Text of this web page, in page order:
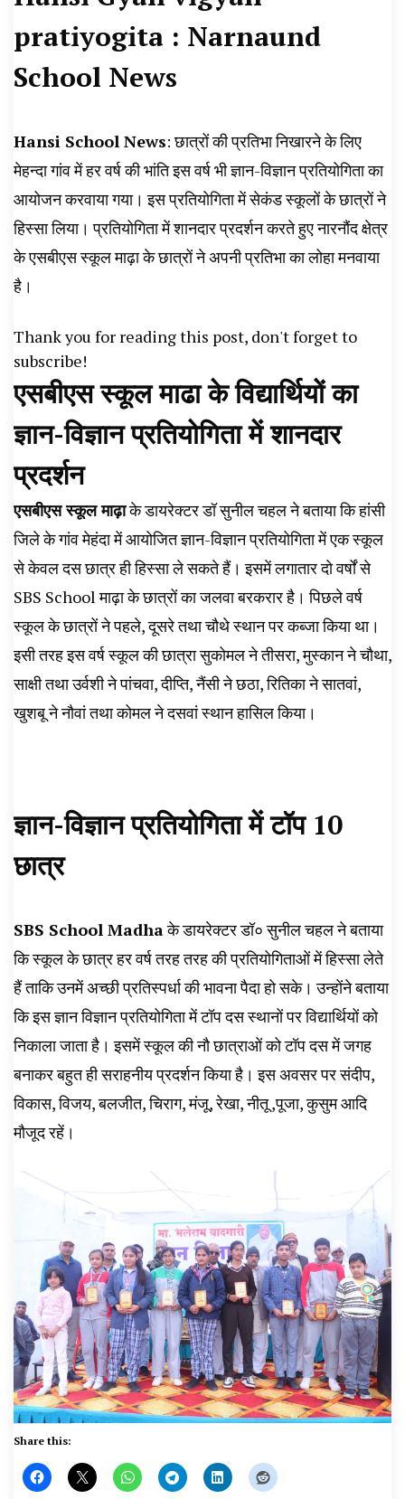
News, Student Portest News, Kisan Protest
News, AHN News, Abtak Haryana News,
pratiyogita : Narnaund
School News
Hansi School News: छात्रों की प्रतिभा निखारने के लिए
मेहन्दा गांव में हर वर्ष की भांति इस वर्ष भी ज्ञान-विज्ञान प्रतियोगिता का
आयोजन करवाया गया। इस प्रतियोगिता में सेकंड स्कूलों के छात्रों ने
हिस्सा लिया। प्रतियोगिता में शानदार प्रदर्शन करते हुए नारनौंद क्षेत्र
के एसबीएस स्कूल माढ़ा के छात्रों ने अपनी प्रतिभा का लोहा मनवाया
है।
Thank you for reading this post, don't forget to
subscribe!
एसबीएस स्कूल माढा के विद्यार्थियों का
ज्ञान-विज्ञान प्रतियोगिता में शानदार
प्रदर्शन
एसबीएस स्कूल माढ़ाके डायरेक्टर डॉ सुनील चहल ने बताया कि हांसी
जिले के गांव मेहंदा में आयोजित ज्ञान-विज्ञान प्रतियोगिता में एक स्कूल
से केवल दस छात्र ही हिस्सा ले सकते हैं। इसमें लगातार दो वर्षों से
SBS School माढ़ा के छात्रों का जलवा बरकरार है। पिछले वर्ष
स्कूल के छात्रों ने पहले, दूसरे तथा चौथे स्थान पर कब्जा किया था।
इसी तरह इस वर्ष स्कूल की छात्रा सुकोमल ने तीसरा, मुस्कान ने चौथा,
साक्षी तथा उर्वशी ने पांचवा, दीप्ति, नैंसी ने छठा, रितिका ने सातवां,
खुशबू ने नौवां तथा कोमल ने दसवां स्थान हासिल किया।
ज्ञान-विज्ञान प्रतियोगिता में टॉप 10
छात्र
SBS School Madhaके डायरेक्टर डॉ० सुनील चहल ने बताया
कि स्कूल के छात्र हर वर्ष तरह तरह की प्रतियोगिताओं में हिस्सा लेते
हैं ताकि उनमें अच्छी प्रतिस्पर्धा की भावना पैदा हो सके। उन्होंने बताया
कि इस ज्ञान विज्ञान प्रतियोगिता में टॉप दस स्थानों पर विद्यार्थियों को
निकाला जाता है। इसमें स्कूल की नौ छात्राओं को टॉप दस में जगह
बनाकर बहुत ही सराहनीय प्रदर्शन किया है। इस अवसर पर संदीप,
विकास, विजय, बलजीत, चिराग, मंजू, रेखा, नीतू ,पूजा, कुसुम आदि
मौजूद रहें।
Share this: